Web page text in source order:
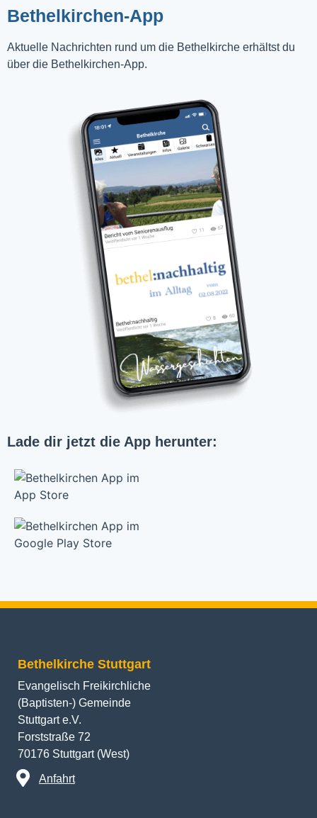
Bethelkirchen-App
Aktuelle Nachrichten rund um die Bethelkirche erhältst du
über die Bethelkirchen-App.
Lade dir jetzt die App herunter:
Bethelkirche Stuttgart
Evangelisch Freikirchliche
(Baptisten-) Gemeinde
Stuttgart e.V.
Forststraße 72
70176 Stuttgart (West)
Anfahrt